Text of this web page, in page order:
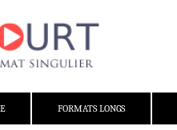
FORMATS LONGS